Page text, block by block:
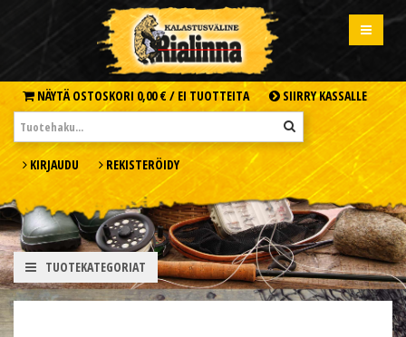
NÄYTÄ OSTOSKORI 0,00 € / EI TUOTTEITA SIIRRY KASSALLE
KIRJAUDU REKISTERÖIDY
TUOTEKATEGORIAT